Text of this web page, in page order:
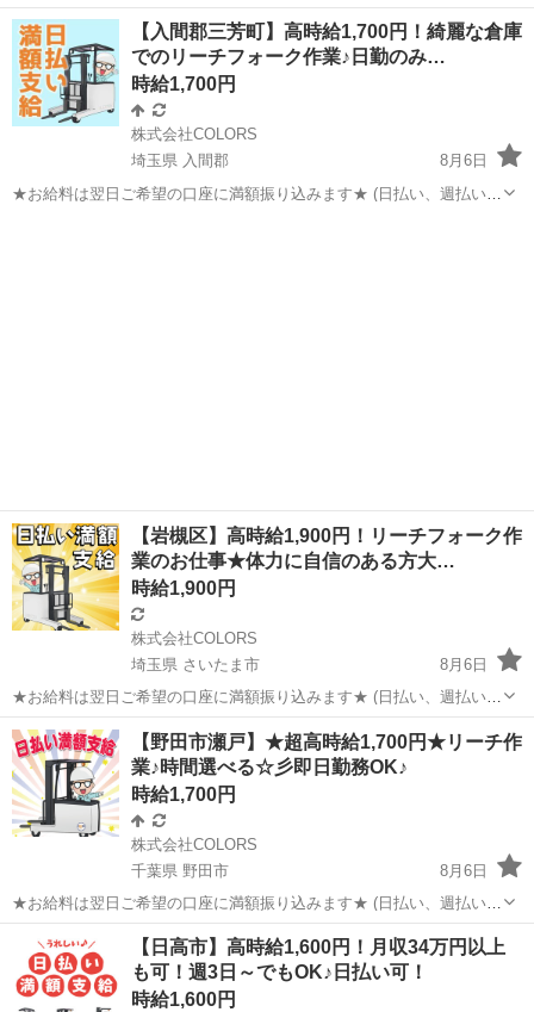
経験が活かせる！ 特別な工具スキルは不要です！ 製造職の経験がある
方は即戦力としてご活躍いただけます！ 20代～40代の幅広い世代の男
女スタッフ活躍中◎ ...
北海道 空知郡 倉庫
【入間郡三芳町】高時給1,700円！綺麗な倉庫
でのリーチフォーク作業♪日勤のみ…
時給1,700円
株式会社COLORS
埼玉県 入間郡
8月6日
★お給料は翌日ご希望の口座に満額振り込みます★ (日払い、週払い、
【岩槻区】高時給1,900円！リーチフォーク作
業のお仕事★体力に自信のある方大…
時給1,900円
株式会社COLORS
埼玉県 さいたま市
8月6日
★お給料は翌日ご希望の口座に満額振り込みます★ (日払い、週払い、
月払い選択可能) ◆お仕事内容 家電製品を扱う倉庫にて リーチフォー
クでのピッキング、入出荷作業 ※重量は1～100キロ ◇高時給 ◇日...
埼玉 さいたま市 倉庫 給料
【野田市瀬戸】★超高時給1,700円★リーチ作
業♪時間選べる☆彡即日勤務OK♪
時給1,700円
株式会社COLORS
千葉県 野田市
8月6日
★お給料は翌日ご希望の口座に満額振り込みます★ (日払い、週払い、
月払い選択可能) ◆お仕事内容 ペット用品を扱う倉庫にてリーチフォ
ークでの入出庫作業 ◇高時給！ ◇残業多く稼げる♪ ◇新倉庫で綺麗♪
...
千葉 野田市 倉庫 時給
【日高市】高時給1,600円！月収34万円以上
も可！週3日～でもOK♪日払い可！
時給1,600円